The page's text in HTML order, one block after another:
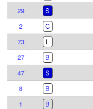
29
S
2
C
73
L
27
B
47
S
8
B
1
B